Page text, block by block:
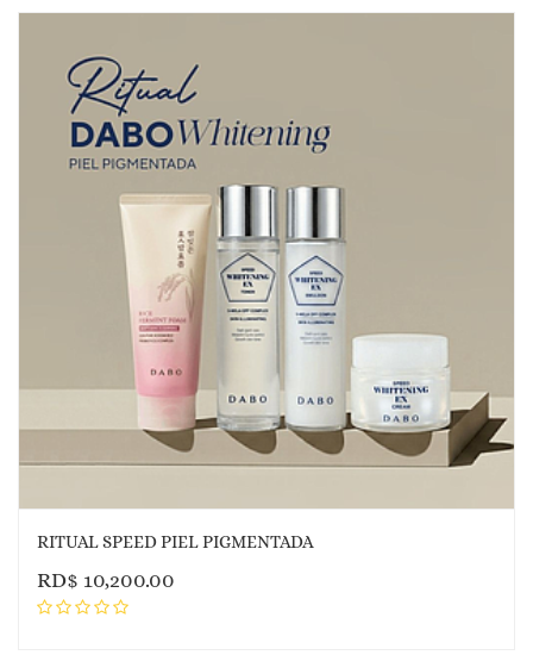
RITUAL SPEED PIEL PIGMENTADA
RD$ 10,200.00